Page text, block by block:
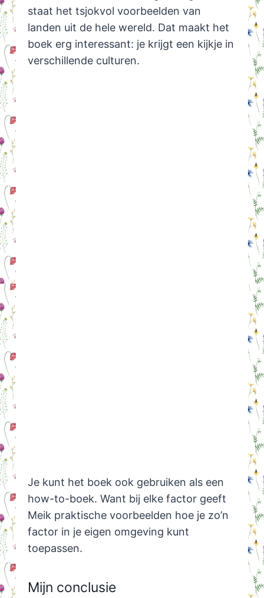
staat het tsjokvol voorbeelden van
landen uit de hele wereld. Dat maakt het
boek erg interessant: je krijgt een kijkje in
verschillende culturen.
Je kunt het boek ook gebruiken als een
how-to-boek. Want bij elke factor geeft
Meik praktische voorbeelden hoe je zo’n
factor in je eigen omgeving kunt
toepassen.
Mijn conclusie